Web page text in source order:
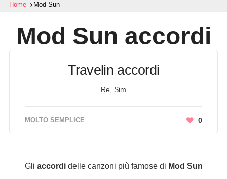
Home Mod Sun
Mod Sun accordi
Travelin accordi
Re, Sim
MOLTO SEMPLICE 0
Gli accordidelle canzoni più famose di Mod Sun